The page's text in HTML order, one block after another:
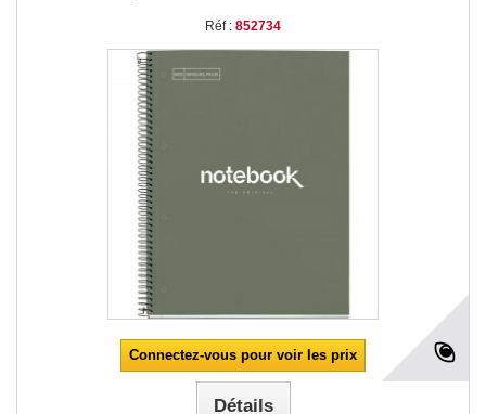
Réf : 852734
Connectez-vous pour voir les prix
Détails